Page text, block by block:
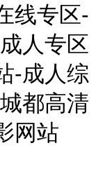
线专区-
人专区
-成人综
都高清
网站